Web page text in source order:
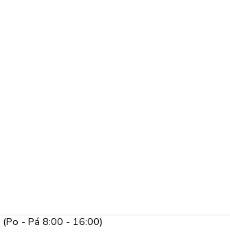
(Po - Pá 8:00 - 16:00)